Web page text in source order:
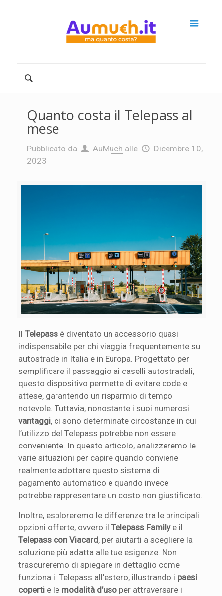
Quanto costa il Telepass al
mese
Pubblicato da AuMuch alle
Dicembre 10,
2023
IlTelepass è diventato un accessorio quasi
indispensabile per chi viaggia frequentemente su
autostrade in Italia e in Europa. Progettato per
semplificare il passaggio ai caselli autostradali,
questo dispositivo permette di evitare code e
attese, garantendo un risparmio di tempo
notevole. Tuttavia, nonostante i suoi numerosi
vantaggi, ci sono determinate circostanze in cui
l’utilizzo del Telepass potrebbe non essere
conveniente. In questo articolo, analizzeremo le
varie situazioni per capire quando conviene
realmente adottare questo sistema di
pagamento automatico e quando invece
potrebbe rappresentare un costo non giustificato.
Inoltre, esploreremo le differenze tra le principali
opzioni offerte, ovvero ilTelepass Familye il
Telepass con Viacard, per aiutarti a scegliere la
soluzione più adatta alle tue esigenze. Non
trascureremo di spiegare in dettaglio come
funziona il Telepass all’estero, illustrando i paesi
coperti e le modalità d’uso per attraversare i